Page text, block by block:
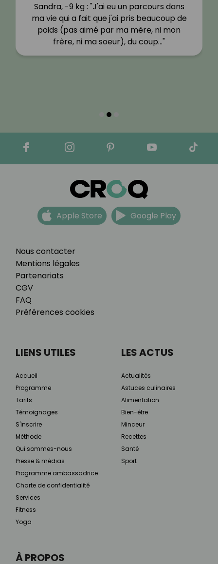
Sandra, -9 kg : "J'ai eu un parcours dans
ma vie qui a fait que j'ai pris beaucoup de
poids (pas aimé par ma mère, ni mon
frère, ni ma soeur), du coup…"
Nous contacter
Mentions légales
Partenariats
CGV
FAQ
Préférences cookies
Apple Store Google Play
À PROPOS
LIENS UTILES
Accueil
Programme
Tarifs
Témoignages
S'inscrire
Méthode
Qui sommes-nous
Presse & médias
Programme ambassadrice
Charte de confidentialité
Services
Fitness
Yoga
LES ACTUS
Actualités
Astuces culinaires
Alimentation
Bien-être
Minceur
Recettes
Santé
Sport